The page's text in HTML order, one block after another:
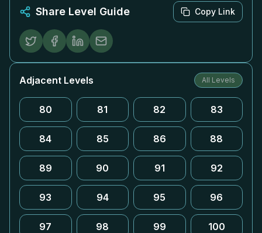
Share Level Guide Copy Link
Adjacent Levels All Levels
80 81 82 83
84 85 86 88
89 90 91 92
93 94 95 96
97 98 99 100